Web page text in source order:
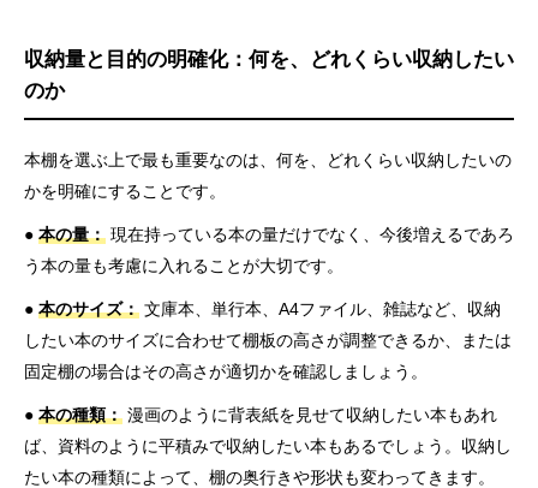
収納量と目的の明確化：何を、どれくらい収納したい
のか
本棚を選ぶ上で最も重要なのは、何を、どれくらい収納したいの
かを明確にすることです。
● 本の量： 現在持っている本の量だけでなく、今後増えるであろ
う本の量も考慮に入れることが大切です。
● 本のサイズ： 文庫本、単行本、A4ファイル、雑誌など、収納
したい本のサイズに合わせて棚板の高さが調整できるか、または
固定棚の場合はその高さが適切かを確認しましょう。
● 本の種類： 漫画のように背表紙を見せて収納したい本もあれ
ば、資料のように平積みで収納したい本もあるでしょう。収納し
たい本の種類によって、棚の奥行きや形状も変わってきます。